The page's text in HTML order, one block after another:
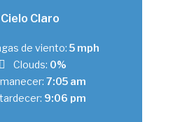
Cielo Claro
de viento: 5 mph
Clouds: 0%
7:05 am
9:06 pm